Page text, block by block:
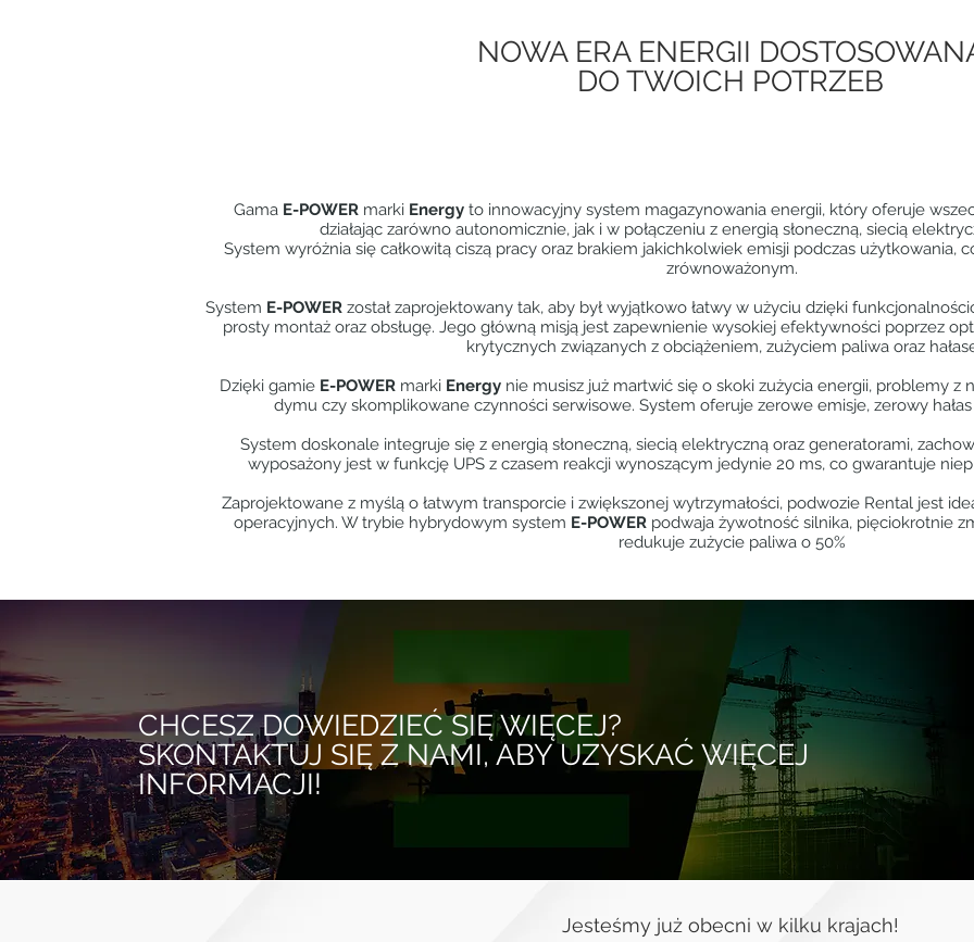
NOWA ERA ENERGII
DO TWOICH POTRZEB
Gama E-POWERmarki Energyto innowacyjny system magazynowania energii, który oferuje
działając zarówno autonomicznie, jak i w połączeniu z energią słoneczną, siecią
System wyróżnia się całkowitą ciszą pracy oraz brakiem jakichkolwiek emisji podczas użytkowania,
zrównoważonym.
System E-POWERzostał zaprojektowany tak, aby był wyjątkowo łatwy w użyciu dzięki
prosty montaż oraz obsługę. Jego główną misją jest zapewnienie wysokiej efektywności poprzez
krytycznych związanych z obciążeniem, zużyciem paliwa oraz
Dzięki gamie E-POWER marki Energy nie musisz już martwić się o skoki zużycia energii, problemy z
dymu czy skomplikowane czynności serwisowe. System oferuje zerowe emisje, zerowy
System doskonale integruje się z energią słoneczną, siecią elektryczną oraz generatorami,
wyposażony jest w funkcję UPS z czasem reakcji wynoszącym jedynie 20 ms, co gwarantuje
Zaprojektowane z myślą o łatwym transporcie i zwiększonej wytrzymałości, podwozie Rental jest
operacyjnych. W trybie hybrydowym system E-POWERpodwaja żywotność silnika, pięciokrotnie
redukuje zużycie paliwa o 50%
CHCESZ DOWIEDZIEĆ SIĘ WIĘCEJ?
SKONTAKTUJ SIĘ Z NAMI, ABY UZYSKAĆ WIĘCEJ
INFORMACJI!
Jesteśmy już obecni w kilku krajach!